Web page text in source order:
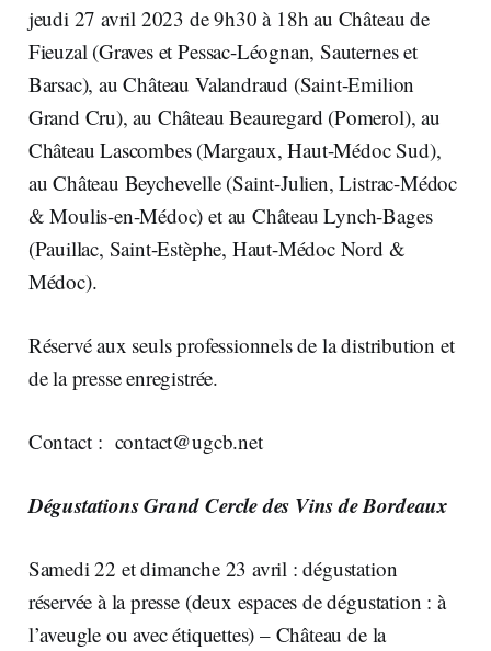
jeudi 27 avril 2023 de 9h30 à 18h au Château de
Fieuzal (Graves et Pessac-Léognan, Sauternes et
Barsac), au Château Valandraud (Saint-Emilion
Grand Cru), au Château Beauregard (Pomerol), au
Château Lascombes (Margaux, Haut-Médoc Sud),
au Château Beychevelle (Saint-Julien, Listrac-Médoc
& Moulis-en-Médoc) et au Château Lynch-Bages
(Pauillac, Saint-Estèphe, Haut-Médoc Nord &
Médoc).
Réservé aux seuls professionnels de la distribution et
de la presse enregistrée.
Contact : contact@ugcb.net
Dégustations Grand Cercle des Vins de Bordeaux
Samedi 22 et dimanche 23 avril : dégustation
réservée à la presse (deux espaces de dégustation : à
l’aveugle ou avec étiquettes) – Château de la